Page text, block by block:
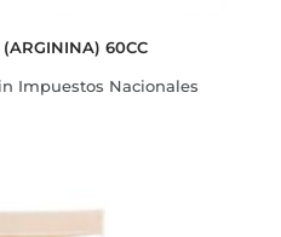
60CC
Impuestos Nacionales